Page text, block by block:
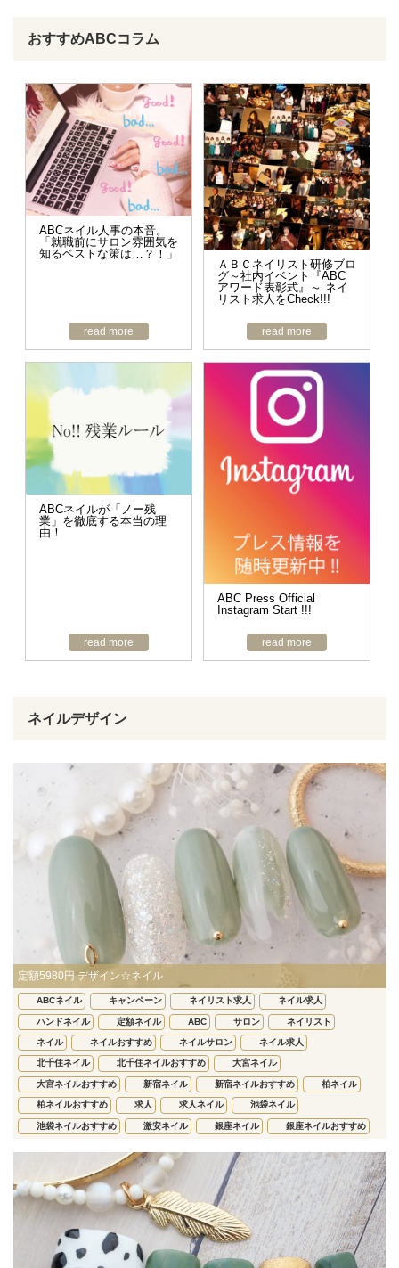
おすすめABCコラム
ABCネイル人事の本音。
「就職前にサロン雰囲気を
知るベストな策は…？！」
read more
ＡＢＣネイリスト研修ブロ
グ～社内イベント『ABC
アワード表彰式』～ ネイ
リスト求人をCheck!!!
read more
ABCネイルが「ノー残
業」を徹底する本当の理
由！
read more
ABC Press Official
Instagram Start !!!
read more
ネイルデザイン
定額5980円 デザイン☆ネイル
ABCネイル キャンペーン ネイリスト求人 ネイル求人
ハンドネイル 定額ネイル ABC サロン ネイリスト
ネイル ネイルおすすめ ネイルサロン ネイル求人
北千住ネイル 北千住ネイルおすすめ 大宮ネイル
大宮ネイルおすすめ 新宿ネイル 新宿ネイルおすすめ 柏ネイル
柏ネイルおすすめ 求人 求人ネイル 池袋ネイル
池袋ネイルおすすめ 激安ネイル 銀座ネイル 銀座ネイルおすすめ